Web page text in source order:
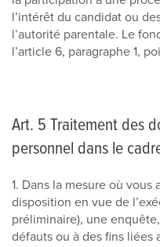
l’intérêt du candidat ou
l’autorité parentale. Le
l’article 6, paragraphe 1,
Art. 5 Traitement des
personnel dans le
1. Dans la mesure où vous
disposition en vue de
préliminaire), une
défauts ou à des fins liées